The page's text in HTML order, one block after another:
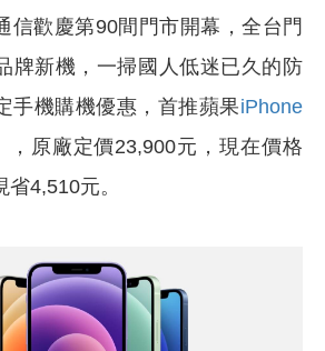
信歡慶第90間門市開幕，全台門
牌新機，一掃國人低迷已久的防
手機購機優惠，首推蘋果iPhone
，原廠定價23,900元，現在價格
4,510元。